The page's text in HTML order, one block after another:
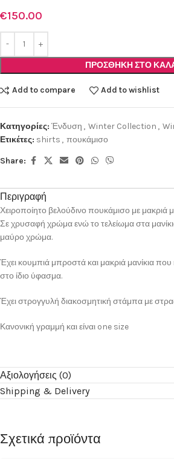
€150.00
ΠΡΟΣΘΉΚΗ ΣΤΟ
Add to compare Add to wishlist
Κατηγορίες: Ένδυση , Winter Collection ,
Ετικέτες: shirts , πουκάμισο
Share:
Περιγραφή
Χειροποίητο βελούδινο πουκάμισο με μακριά
Σε χρυσαφή χρώμα ενώ το τελείωμα στα μανίκια
μαύρο χρώμα.
Έχει κουμπιά μπροστά και μακριά μανίκια που
στο ίδιο ύφασμα.
Έχει στρογγυλή διακοσμητική στάμπα με
Κανονική γραμμή και είναι one size
Αξιολογήσεις (0)
Shipping & Delivery
Σχετικά προϊόντα